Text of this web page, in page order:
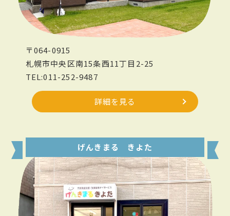
〒064-0915
札幌市中央区南15条西11丁目2-25
TEL:011-252-9487
詳細を見る
げんきまる きよた